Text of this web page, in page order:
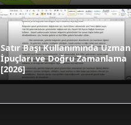
Satır Başı Kullanımında Uzman
İpuçları ve Doğru Zamanlama
[2026]